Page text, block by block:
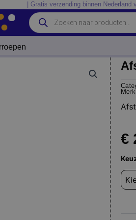
| Gratis verzending binnen
Producten
zoeken
€